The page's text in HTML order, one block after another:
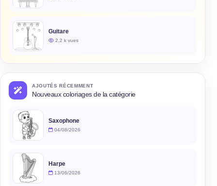
Guitare
2,2 k vues
AJOUTÉS RÉCEMMENT
Nouveaux coloriages de la catégorie
Saxophone
04/08/2026
Harpe
13/06/2026